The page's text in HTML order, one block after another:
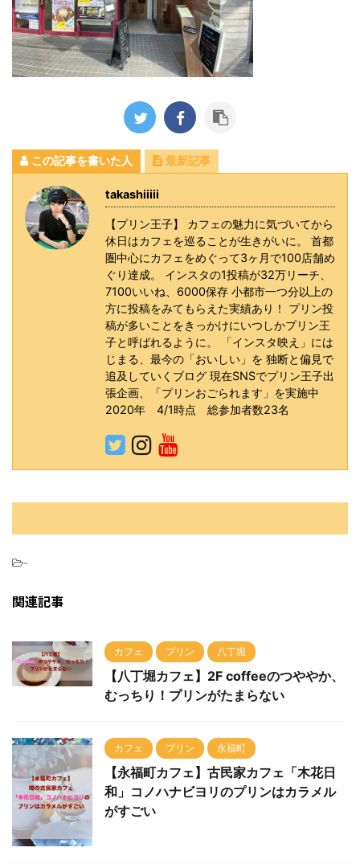
この記事を書いた人 最新記事
takashiiiii
【プリン王子】 カフェの魅力に気づいてから
休日はカフェを巡ることが生きがいに。 首都
圏中心にカフェをめぐって3ヶ月で100店舗め
ぐり達成。 インスタの1投稿が32万リーチ、
7100いいね、6000保存 小都市一つ分以上の
方に投稿をみてもらえた実績あり！ プリン投
稿が多いことをきっかけにいつしかプリン王
子と呼ばれるように。 「インスタ映え」には
じまる、最今の「おいしい」を 独断と偏見で
追及していくブログ 現在SNSでプリン王子出
張企画、「プリンおごられます」を実施中
2020年 4/1時点 総参加者数23名
-
関連記事
カフェ プリン 八丁堀
【八丁堀カフェ】2F coffeeのつややか、
むっちり！プリンがたまらない
カフェ プリン 永福町
【永福町カフェ】古民家カフェ「木花日
和」コノハナビヨリのプリンはカラメル
がすごい